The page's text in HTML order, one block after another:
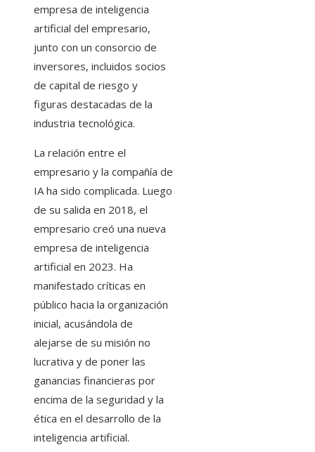
empresa de inteligencia
artificial del empresario,
junto con un consorcio de
inversores, incluidos socios
de capital de riesgo y
figuras destacadas de la
industria tecnológica.
La relación entre el
empresario y la compañía de
IA ha sido complicada. Luego
de su salida en 2018, el
empresario creó una nueva
empresa de inteligencia
artificial en 2023. Ha
manifestado críticas en
público hacia la organización
inicial, acusándola de
alejarse de su misión no
lucrativa y de poner las
ganancias financieras por
encima de la seguridad y la
ética en el desarrollo de la
inteligencia artificial.